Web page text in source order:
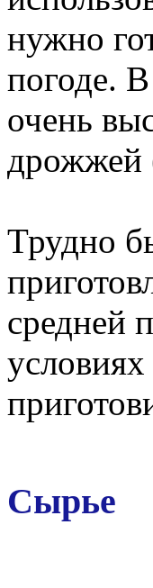
нужно
погоде.
очень
дрожжей
Трудно
средней
Сырье